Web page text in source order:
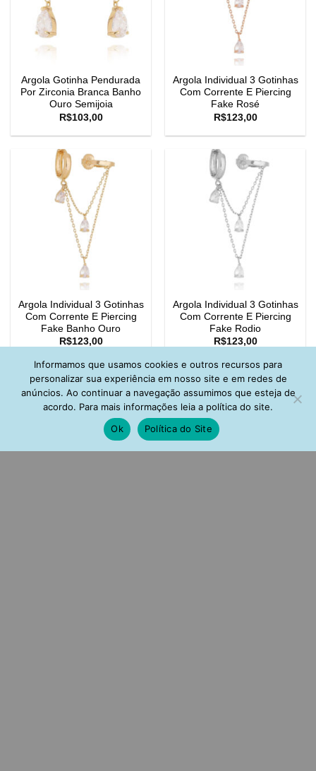
Argola Gotinha Pendurada
Por Zirconia Branca Banho
Ouro Semijoia
R$103,00
Argola Individual 3 Gotinhas
Com Corrente E Piercing
Fake Rosé
R$123,00
Argola Individual 3 Gotinhas
Com Corrente E Piercing
Fake Banho Ouro
R$123,00
Argola Individual 3 Gotinhas
Com Corrente E Piercing
Fake Rodio
R$123,00
Informamos que usamos cookies e outros recursos para
personalizar sua experiência em nosso site e em redes de
anúncios. Ao continuar a navegação assumimos que esteja de
acordo. Para mais informações leia a política do site.
Ok
Política do Site